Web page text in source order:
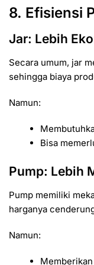
8. Efisiensi
Jar: Lebih
Secara umum, jar
sehingga biaya
Namun:
Bisa
Pump: Lebih
Pump memiliki
harganya
Namun: